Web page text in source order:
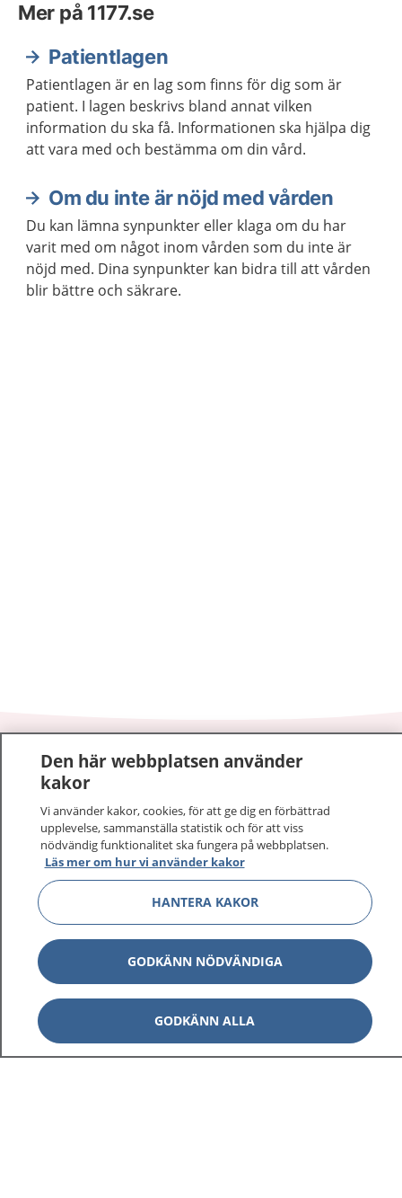
Mer på 1177.se
Patientlagen
Patientlagen är en lag som finns för dig som är
patient. I lagen beskrivs bland annat vilken
information du ska få. Informationen ska hjälpa dig
att vara med och bestämma om din vård.
Om du inte är nöjd med vården
Du kan lämna synpunkter eller klaga om du har
varit med om något inom vården som du inte är
nöjd med. Dina synpunkter kan bidra till att vården
blir bättre och säkrare.
1177–tryggt om din hälsa och vård
På 1177.se får du råd om hälsa och information om
sjukdomar och vilka mottagningar du kan kontakta.
Logga in för att läsa din journal och göra dina
vårdärenden. Ring telefonnummer 1177 för
sjukvårdsrådgivning dygnet runt.
1177 ger dig råd när du vill må bättre.
1177 på flera språk Visa
Den här webbplatsen använder
kakor
Vi använder kakor, cookies, för att ge dig en förbättrad
upplevelse, sammanställa statistik och för att viss
nödvändig funktionalitet ska fungera på webbplatsen.
Läs mer om hur vi använder kakor
HANTERA KAKOR
GODKÄNN NÖDVÄNDIGA
GODKÄNN ALLA